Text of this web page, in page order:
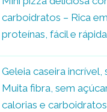
carboidratos – Rica
proteínas, fácil e rápida
Geleia caseira incrível,
Muita fibra, sem
calorias e